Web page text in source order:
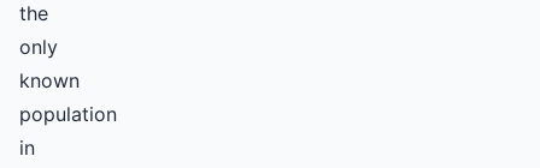
the
only
known
population
in